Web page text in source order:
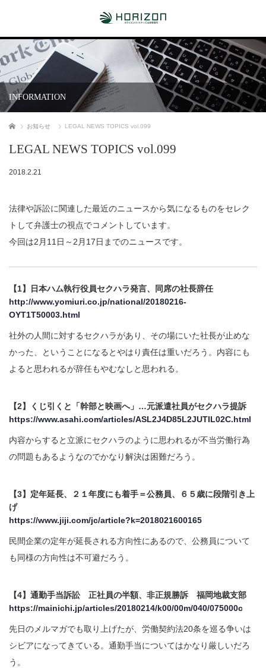
INFORMATION
ホーム お知らせ LEGAL NEWS TOPICS vol.099
LEGAL NEWS TOPICS vol.099
2018.2.21
法律や訴訟に関連した最近のニュースから気になるものをセレク
トして弁護士の視点でコメントしています。
今回は2月11日～2月17日までのニュースです。
【1】日本ハム執行役員セクハラ発言、同席の社長辞任
http://www.yomiuri.co.jp/national/20180216-
OYT1T50003.html
社外の人間に対するセクハラがあり、その場にいた社長が止めな
かった、ということになるとやはり責任は重いだろう。内容にも
よると思われるが辞任もやむなしと思われる。
【2】くじ引くと「幹部と映画へ」…元派遣社員がセクハラ提訴
https://www.asahi.com/articles/ASL2J4D85L2JUTIL02C.html
内容からすると立派にセクハラのように思われるが不当労働行為
の問題もあるようなのでかなり解決は困難だろう。
【3】定年延長、２１年度にも着手＝公務員、６５歳に段階引き上
げ
https://www.jiji.com/jc/article?k=2018021600165
民間企業の定年が延長される方向性にあるので、公務員について
も同様の方向性は不可避だろう。
【4】通勤手当訴訟 正社員の半額、非正規勝訴 福岡地裁支部
https://mainichi.jp/articles/20180214/k00/00m/040/075000c
先日のメルマガでも取り上げたが、労働契約法20条を巡る争いは
シビアになってきている。通勤手当についてはかなり厳しいだろ
う。